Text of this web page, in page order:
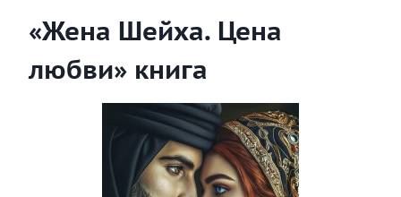
«Жена Шейха. Цена
любви» книга